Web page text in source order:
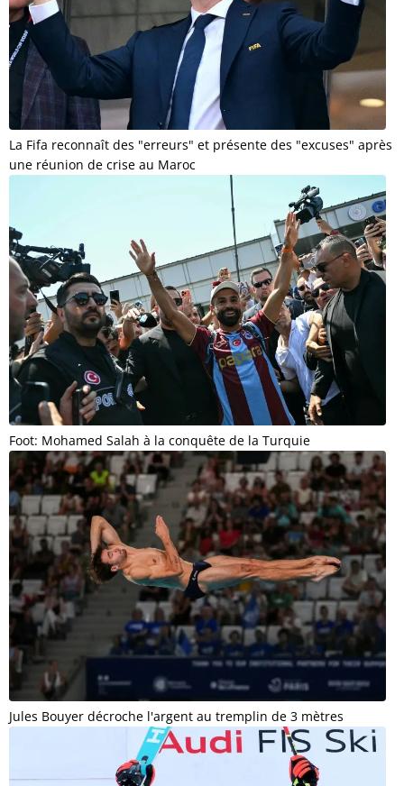
La Fifa reconnaît des "erreurs" et présente des "excuses" après
une réunion de crise au Maroc
Foot: Mohamed Salah à la conquête de la Turquie
Jules Bouyer décroche l'argent au tremplin de 3 mètres